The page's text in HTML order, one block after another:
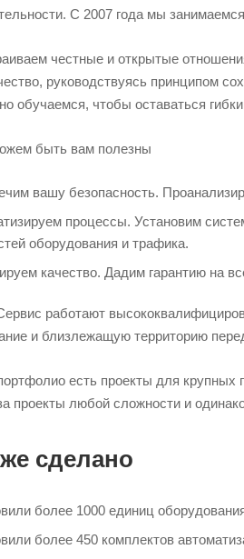
С 2007 года мы
честные и открытые
руководствуясь принципом
обучаемся, чтобы оставаться
быть вам полезны
вашу безопасность.
процессы. Установим
оборудования и трафика.
качество. Дадим гарантию на
работают
и близлежащую территорию
есть проекты для крупных
проекты любой сложности и
сделано
более 1000 единиц
более 450 комплектов